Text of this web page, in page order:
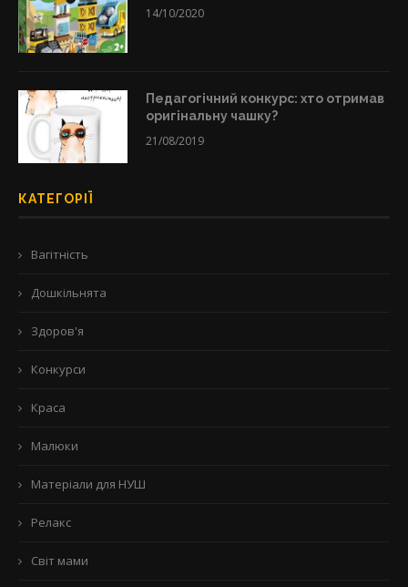
14/10/2020
Педагогічний конкурс: хто отримав
оригінальну чашку?
21/08/2019
КАТЕГОРІЇ
Вагітність
Дошкільнята
Здоров'я
Конкурси
Краса
Малюки
Матеріали для НУШ
Релакс
Світ мами